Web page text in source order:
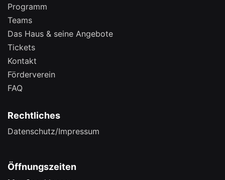
Programm
Teams
Das Haus & seine Angebote
Tickets
Kontakt
Förderverein
FAQ
Rechtliches
Datenschutz/Impressum
Öffnungszeiten